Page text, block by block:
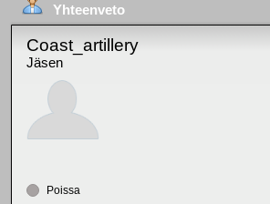
Yhteenveto
Coast_artillery
Jäsen
Poissa